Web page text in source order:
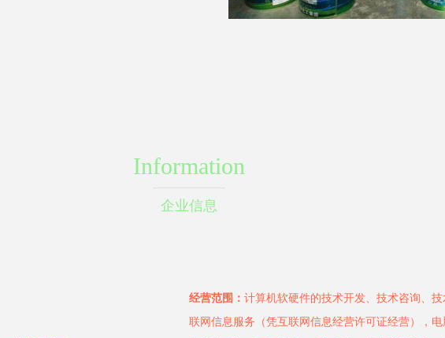
Information
企业信息
经营范围： 计算机软硬件的技术开发、技术咨询、
联网信息服务（凭互联网信息经营许可证经营），